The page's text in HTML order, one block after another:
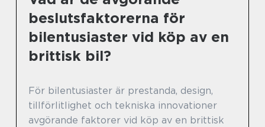
beslutsfaktorerna för
bilentusiaster vid köp av en
brittisk bil?
För bilentusiaster är prestanda, design,
tillförlitlighet och tekniska innovationer
avgörande faktorer vid köp av en brittisk